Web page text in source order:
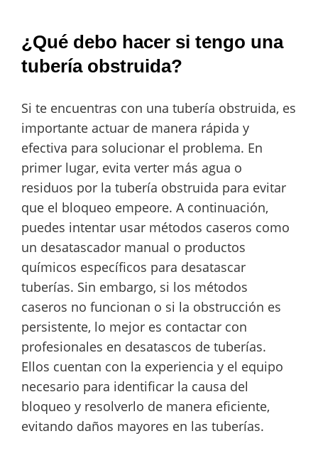
¿Qué debo hacer si tengo una
tubería obstruida?
Si te encuentras con una tubería obstruida, es
importante actuar de manera rápida y
efectiva para solucionar el problema. En
primer lugar, evita verter más agua o
residuos por la tubería obstruida para evitar
que el bloqueo empeore. A continuación,
puedes intentar usar métodos caseros como
un desatascador manual o productos
químicos específicos para desatascar
tuberías. Sin embargo, si los métodos
caseros no funcionan o si la obstrucción es
persistente, lo mejor es contactar con
profesionales en desatascos de tuberías.
Ellos cuentan con la experiencia y el equipo
necesario para identificar la causa del
bloqueo y resolverlo de manera eficiente,
evitando daños mayores en las tuberías.